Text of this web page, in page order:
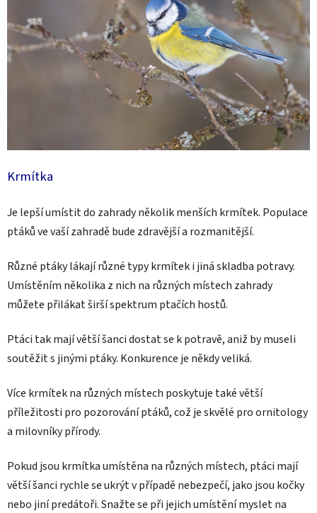
Krmítka
Je lepší umístit do zahrady několik menších krmítek. Populace
ptáků ve vaší zahradě bude zdravější a rozmanitější.
Různé ptáky lákají různé typy krmítek i jiná skladba potravy.
Umístěním několika z nich na různých místech zahrady
můžete přilákat širší spektrum ptačích hostů.
Ptáci tak mají větší šanci dostat se k potravě, aniž by museli
soutěžit s jinými ptáky. Konkurence je někdy veliká.
Více krmítek na různých místech poskytuje také větší
příležitosti pro pozorování ptáků, což je skvělé pro ornitology
a milovníky přírody.
Pokud jsou krmítka umístěna na různých místech, ptáci mají
větší šanci rychle se ukrýt v případě nebezpečí, jako jsou kočky
nebo jiní predátoři. Snažte se při jejich umístění myslet na